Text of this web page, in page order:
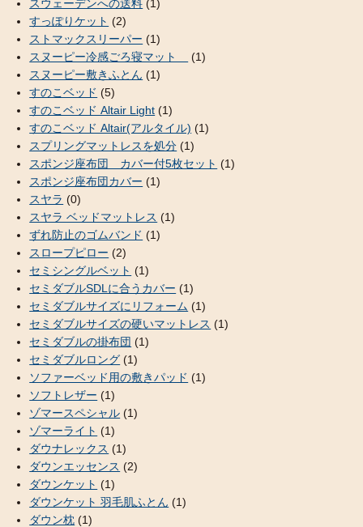
スウェーデンへの送料 (1)
すっぽりケット (2)
ストマックスリーパー (1)
スヌーピー冷感ごろ寝マット
(1)
スヌーピー敷きふとん (1)
すのこベッド (5)
すのこベッド Altair Light (1)
すのこベッド Altair(アルタイル) (1)
スプリングマットレスを処分 (1)
スポンジ座布団 カバー付5枚セット (1)
スポンジ座布団カバー (1)
スヤラ (0)
スヤラ ベッドマットレス (1)
ずれ防止のゴムバンド (1)
スロープピロー (2)
セミシングルベット (1)
セミダブルSDLに合うカバー (1)
セミダブルサイズにリフォーム (1)
セミダブルサイズの硬いマットレス (1)
セミダブルの掛布団 (1)
セミダブルロング (1)
ソファーベッド用の敷きパッド (1)
ソフトレザー (1)
ゾマースペシャル (1)
ゾマーライト (1)
ダウナレックス (1)
ダウンエッセンス (2)
ダウンケット (1)
ダウンケット 羽毛肌ふとん (1)
ダウン枕 (1)